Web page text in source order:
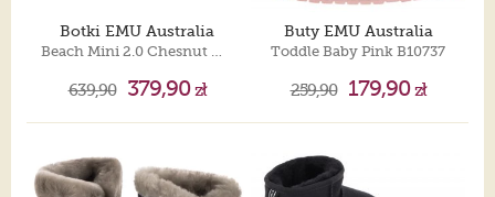
Botki EMU Australia
Beach Mini 2.0 Chesnut W13012
639,90 379,90zł
Buty EMU Australia
Toddle Baby Pink B10737
259,90 179,90zł